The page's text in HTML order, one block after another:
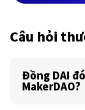
Câu hỏi
Đồng DAI
MakerDAO?